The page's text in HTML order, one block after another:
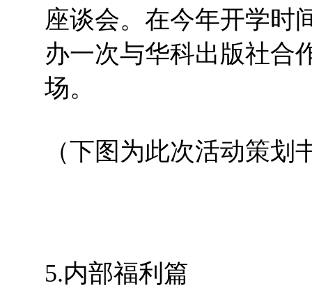
座谈会。在今年开学时
办一次与华科出版社合
场。
（下图为此次活动策划
5.内部福利篇